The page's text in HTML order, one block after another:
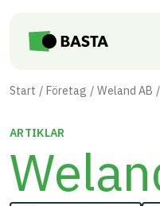
Start Företag Weland AB
ARTIKLAR